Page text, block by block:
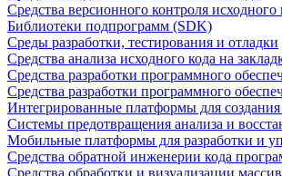
Средства версионного контроля исходного
Библиотеки подпрограмм (SDK)
Среды разработки, тестирования и отладки
Средства анализа исходного кода на
Средства разработки программного
Средства разработки программного
Интегрированные платформы для
Системы предотвращения анализа и
Мобильные платформы для разработки и
Средства обратной инженерии кода
Средства обработки и визуализации